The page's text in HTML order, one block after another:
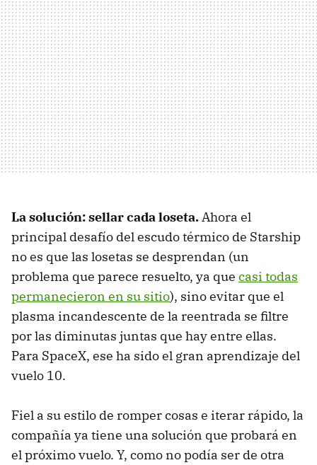
La solución: sellar cada loseta.Ahora el
principal desafío del escudo térmico de Starship
no es que las losetas se desprendan (un
problema que parece resuelto, ya que casi todas
permanecieron en su sitio), sino evitar que el
plasma incandescente de la reentrada se filtre
por las diminutas juntas que hay entre ellas.
Para SpaceX, ese ha sido el gran aprendizaje del
vuelo 10.
Fiel a su estilo de romper cosas e iterar rápido, la
compañía ya tiene una solución que probará en
el próximo vuelo. Y, como no podía ser de otra